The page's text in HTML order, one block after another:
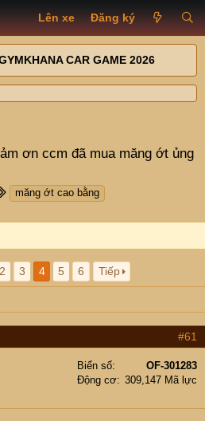
Lên xe Đăng ký
CAR GAME 2026
ơn ccm đã mua măng ớt ủng
T
g
măng ớt cao bằng
2 3 4 5 6 Tiếp
#61
Biển số
OF-301283
Động cơ
309,147 Mã lực